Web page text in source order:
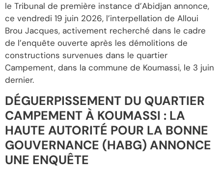
le Tribunal de première instance d’Abidjan annonce,
ce vendredi 19 juin 2026, l’interpellation de Alloui
Brou Jacques, activement recherché dans le cadre
de l’enquête ouverte après les démolitions de
constructions survenues dans le quartier
Campement, dans la commune de Koumassi, le 3 juin
dernier.
DÉGUERPISSEMENT DU QUARTIER
CAMPEMENT À KOUMASSI : LA
HAUTE AUTORITÉ POUR LA BONNE
GOUVERNANCE (HABG) ANNONCE
UNE ENQUÊTE